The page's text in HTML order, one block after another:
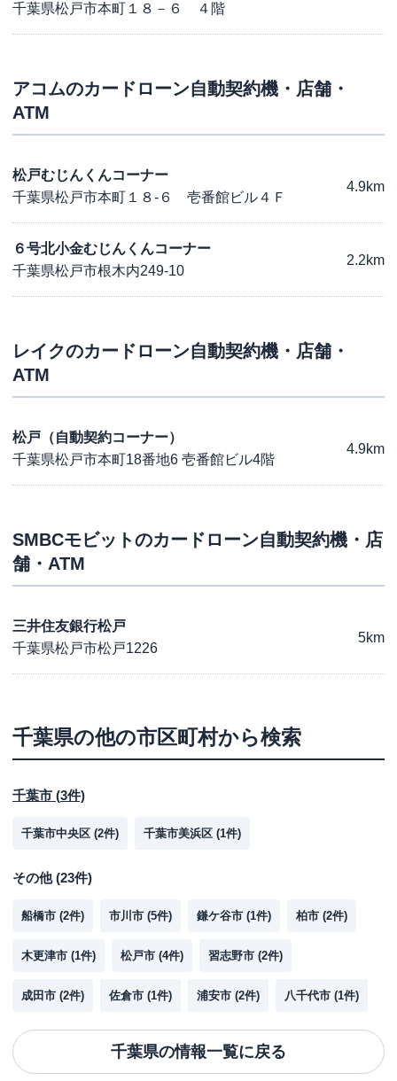
千葉県松戸市本町１８－６ ４階
アコムのカードローン自動契約機・店舗・
ATM
松戸むじんくんコーナー
千葉県松戸市本町１８-６ 壱番館ビル４Ｆ
4.9km
６号北小金むじんくんコーナー
千葉県松戸市根木内249-10
2.2km
レイクのカードローン自動契約機・店舗・
ATM
松戸（自動契約コーナー）
千葉県松戸市本町18番地6 壱番館ビル4階
4.9km
SMBCモビットのカードローン自動契約機・店
舗・ATM
三井住友銀行松戸
千葉県松戸市松戸1226
5km
千葉県の他の市区町村から検索
千葉市 (3件)
千葉市中央区 (2件) 千葉市美浜区 (1件)
その他(23件)
船橋市 (2件) 市川市 (5件) 鎌ケ谷市 (1件) 柏市 (2件)
木更津市 (1件) 松戸市 (4件) 習志野市 (2件)
成田市 (2件) 佐倉市 (1件) 浦安市 (2件) 八千代市 (1件)
千葉県の情報一覧に戻る